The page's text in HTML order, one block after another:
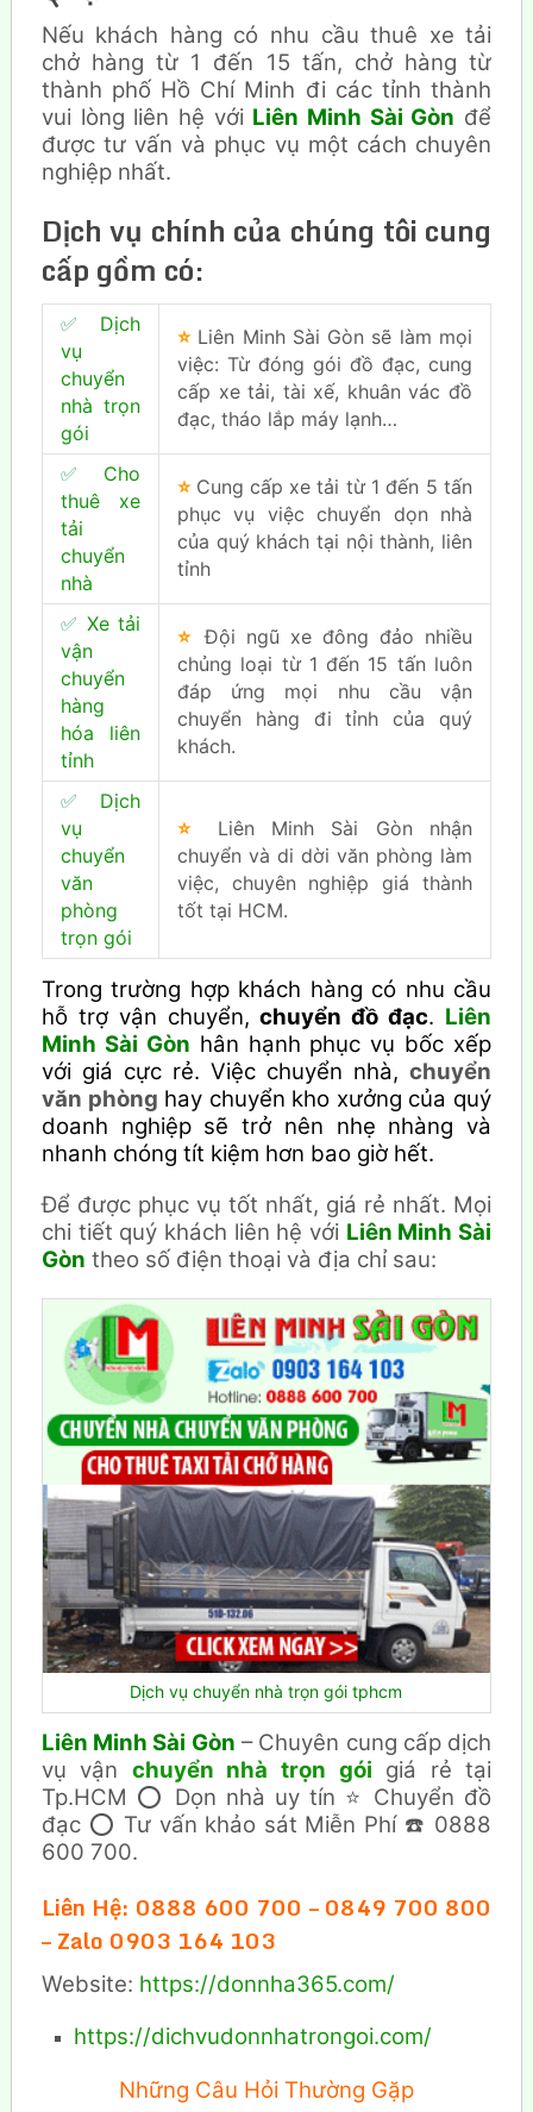
Nếu khách hàng có nhu cầu thuê xe tải
chở hàng từ 1 đến 15 tấn, chở hàng từ
thành phố Hồ Chí Minh đi các tỉnh thành
vui lòng liên hệ với Liên Minh Sài Gòn để
được tư vấn và phục vụ một cách chuyên
nghiệp nhất.
Dịch vụ chính của chúng tôi cung
cấp gồm có:
✅ Dịch
vụ
chuyển
nhà trọn
gói
⭐ Liên Minh Sài Gòn sẽ làm mọi
việc: Từ đóng gói đồ đạc, cung
cấp xe tải, tài xế, khuân vác đồ
đạc, tháo lắp máy lạnh…
✅
Cho
thuê xe
tải
chuyển
nhà
⭐ Cung cấp xe tải từ 1 đến 5 tấn
phục vụ việc chuyển dọn nhà
của quý khách tại nội thành, liên
tỉnh
✅ Xe tải
vận
chuyển
hàng
hóa liên
tỉnh
⭐Đội ngũ xe đông đảo nhiều
chủng loại từ 1 đến 15 tấn luôn
đáp ứng mọi nhu cầu vận
chuyển hàng đi tỉnh của quý
khách.
✅
Dịch
vụ
chuyển
văn
phòng
trọn gói
⭐ Liên Minh Sài Gòn nhận
chuyển và di dời văn phòng làm
việc, chuyên nghiệp giá thành
tốt tại HCM.
Trong trường hợp khách hàng có nhu cầu
hỗ trợ vận chuyển,chuyển đồ đạc. Liên
Minh Sài Gòn hân hạnh phục vụ bốc xếp
với giá cực rẻ. Việc chuyển nhà,chuyển
văn phòng hay chuyển kho xưởng của quý
doanh nghiệp sẽ trở nên nhẹ nhàng và
nhanh chóng tít kiệm hơn bao giờ hết.
Để được phục vụ tốt nhất, giá rẻ nhất. Mọi
chi tiết quý khách liên hệ với Liên Minh Sài
Gòn theo số điện thoại và địa chỉ sau:
Dịch vụ chuyển nhà trọn gói tphcm
Liên Minh Sài Gòn – Chuyên cung cấp dịch
vụ vận chuyển nhà trọn gói giá rẻ tại
Tp.HCM ⭕ Dọn nhà uy tín ⭐ Chuyển đồ
đạc ⭕ Tư vấn khảo sát Miễn Phí ☎️ 0888
600 700.
Liên Hệ: 0888 600 700 – 0849 700 800
– Zalo 0903 164 103
Website: https://donnha365.com/
https://dichvudonnhatrongoi.com/
Những Câu Hỏi Thường Gặp